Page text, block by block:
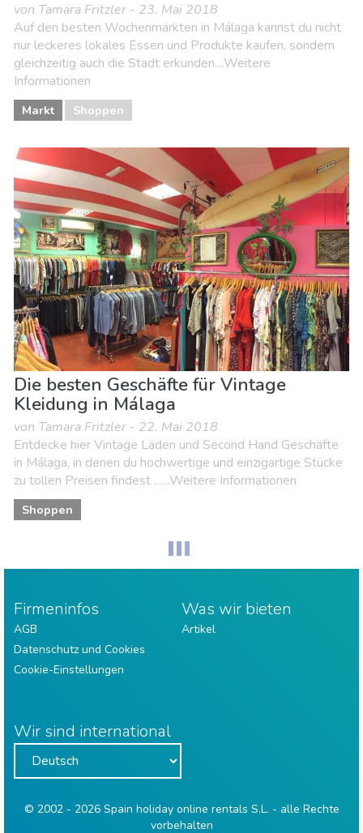
von Tamara Fritzler - 23. Mai 2018
Auf den besten Wochenmärkten in Málaga kannst du nicht
nur leckeres lokales Essen und Produkte kaufen, sondern
gleichzeitig auch die Stadt erkunden....Weitere
Informationen
Markt Shoppen
Die besten Geschäfte für Vintage
Kleidung in Málaga
von Tamara Fritzler - 22. Mai 2018
Entdecke hier Vintage Läden und Second Hand Geschäfte
in Málaga, in denen du hochwertige und einzigartige Stücke
zu tollen Preisen findest …...Weitere Informationen
Shoppen
Firmeninfos
AGB
Datenschutz und Cookies
Cookie-Einstellungen
Was wir bieten
Artikel
Wir sind international
© 2002 - 2026 Spain holiday online rentals S.L. - alle Rechte
vorbehalten